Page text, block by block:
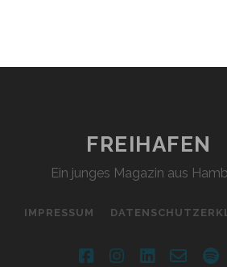
FREIHAFEN
Ein junges Magazin aus
IMPRESSUM
facebookinstagram
linkedin
email-